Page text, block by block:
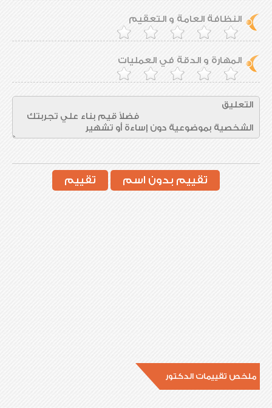
النظافة العامة و التعقيم
المهارة و الدقة في العمليات
تقييم بدون اسم تقييم
ملخص تقييمات الدكتور